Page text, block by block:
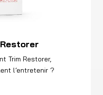
Trim Restorer,
l’entretenir ?